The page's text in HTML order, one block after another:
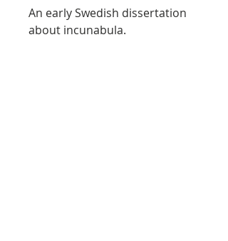
An early Swedish dissertation
about incunabula.